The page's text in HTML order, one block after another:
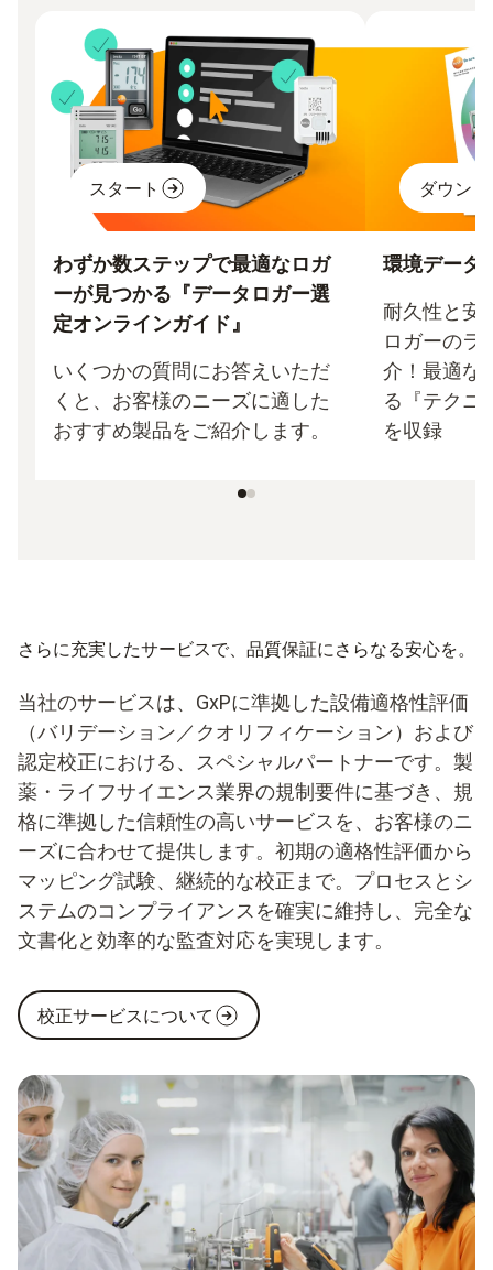
スタート
わずか数ステップで最適なロガ
ーが見つかる『データロガー選
定オンラインガイド』
いくつかの質問にお答えいただ
くと、お客様のニーズに適した
おすすめ製品をご紹介します。
ダウン
環境データ
耐久性と安
ロガーのラ
介！最適な
る『テクニ
を収録
さらに充実したサービスで、品質保証にさらなる安心を。
当社のサービスは、GxPに準拠した設備適格性評価
（バリデーション／クオリフィケーション）および
認定校正における、スペシャルパートナーです。製
薬・ライフサイエンス業界の規制要件に基づき、規
格に準拠した信頼性の高いサービスを、お客様のニ
ーズに合わせて提供します。初期の適格性評価から
マッピング試験、継続的な校正まで。プロセスとシ
ステムのコンプライアンスを確実に維持し、完全な
文書化と効率的な監査対応を実現します。
校正サービスについて